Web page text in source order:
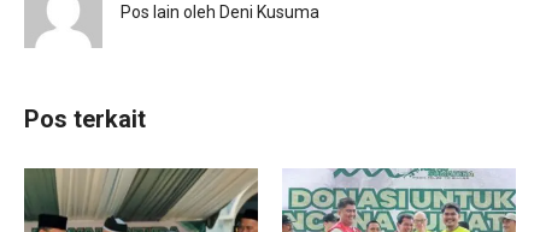
Pos lain oleh Deni Kusuma
Pos terkait